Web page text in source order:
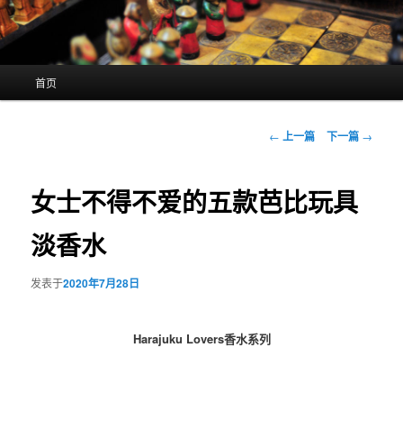
首页
文
航
← 上一篇 下一篇 →
女士不得不爱的五款芭比玩具
淡香水
发表于2020年7月28日
Harajuku Lovers香水系列